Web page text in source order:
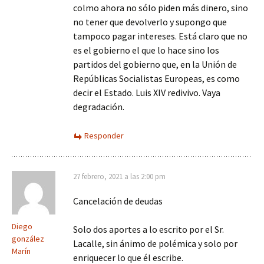
colmo ahora no sólo piden más dinero, sino
no tener que devolverlo y supongo que
tampoco pagar intereses. Está claro que no
es el gobierno el que lo hace sino los
partidos del gobierno que, en la Unión de
Repúblicas Socialistas Europeas, es como
decir el Estado. Luis XIV redivivo. Vaya
degradación.
Responder
Diego
gonzález
Marín
27 febrero, 2021 a las 2:00 pm
Cancelación de deudas
Solo dos aportes a lo escrito por el Sr.
Lacalle, sin ánimo de polémica y solo por
enriquecer lo que él escribe.